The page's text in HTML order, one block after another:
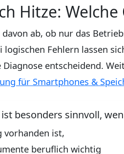
Hitze: Welche
ab, ob nur das
Fehlern lassen
Diagnose entscheidend.
für Smartphones &
besonders sinnvoll,
vorhanden ist,
beruflich wichtig